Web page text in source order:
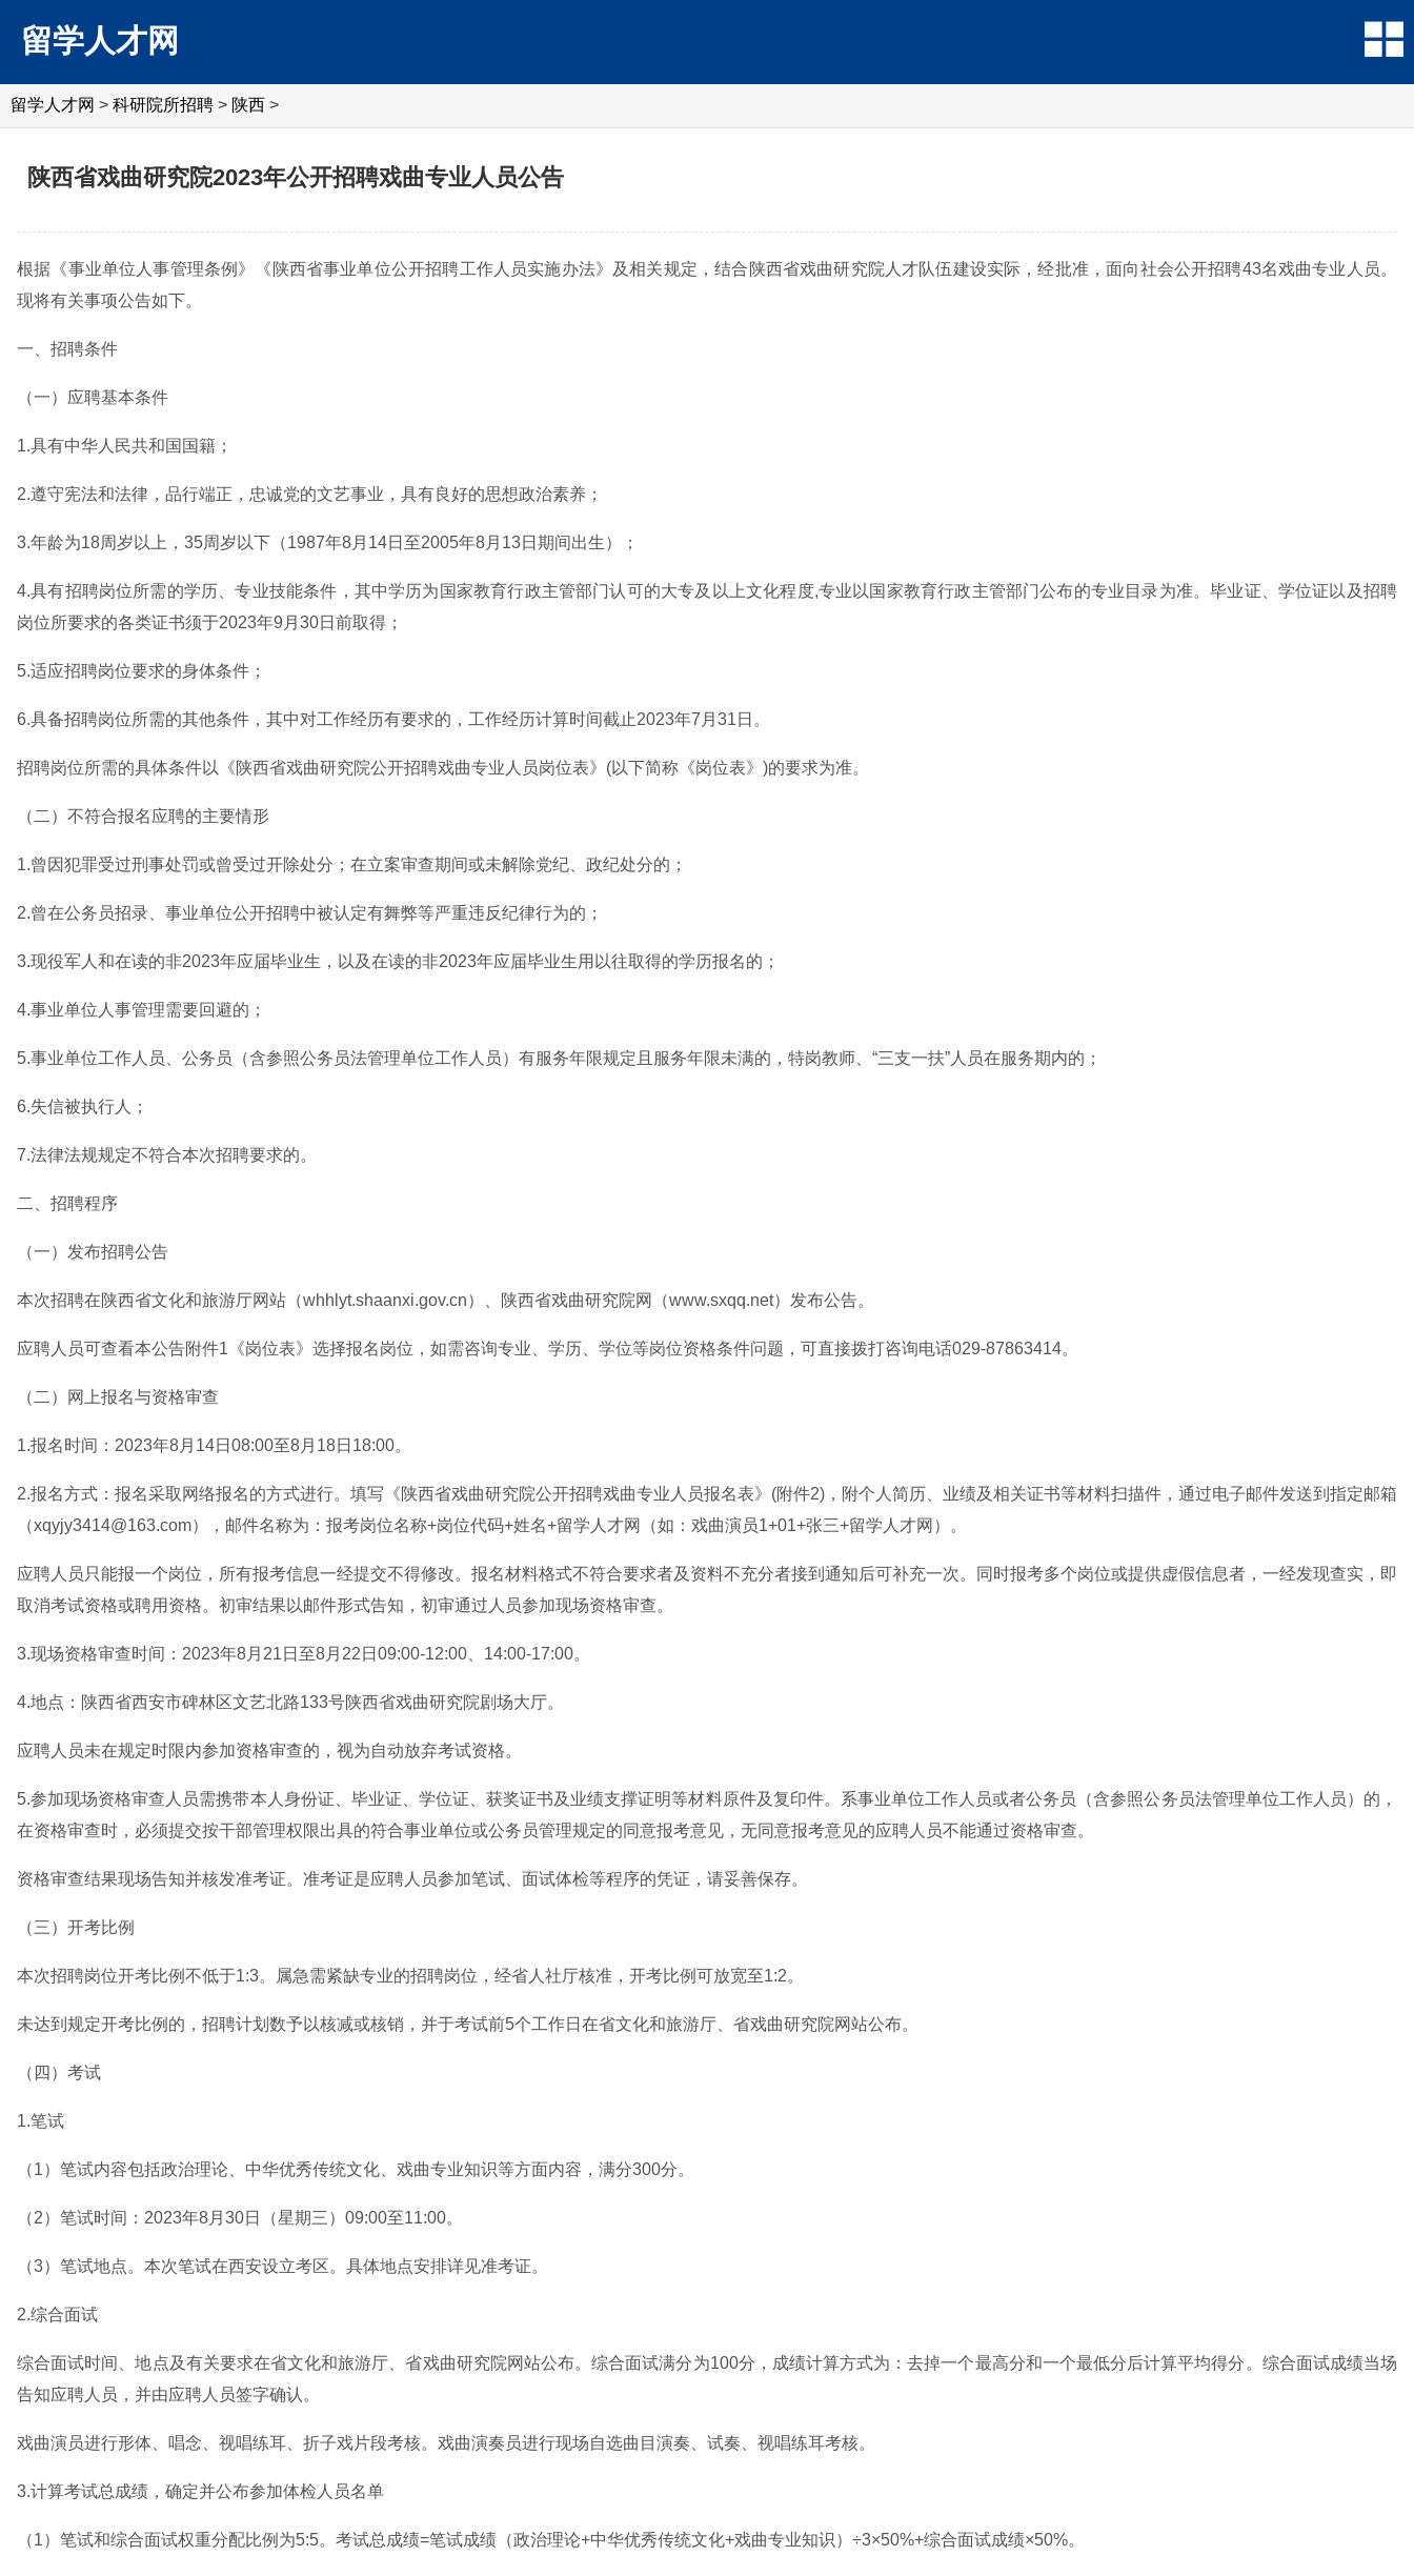
留学人才网
留学人才网 > 科研院所招聘 > 陕西 >
陕西省戏曲研究院2023年公开招聘戏曲专业人员公告
根据《事业单位人事管理条例》《陕西省事业单位公开招聘工作人员实施办法》及相关规定，结合陕西省戏曲研究院人才队伍建设实际，经批准，面向社会公开招聘43名戏曲专业人员。
现将有关事项公告如下。
一、招聘条件
（一）应聘基本条件
1.具有中华人民共和国国籍；
2.遵守宪法和法律，品行端正，忠诚党的文艺事业，具有良好的思想政治素养；
3.年龄为18周岁以上，35周岁以下（1987年8月14日至2005年8月13日期间出生）；
4.具有招聘岗位所需的学历、专业技能条件，其中学历为国家教育行政主管部门认可的大专及以上文化程度,专业以国家教育行政主管部门公布的专业目录为准。毕业证、学位证以及招聘
岗位所要求的各类证书须于2023年9月30日前取得；
5.适应招聘岗位要求的身体条件；
6.具备招聘岗位所需的其他条件，其中对工作经历有要求的，工作经历计算时间截止2023年7月31日。
招聘岗位所需的具体条件以《陕西省戏曲研究院公开招聘戏曲专业人员岗位表》(以下简称《岗位表》)的要求为准。
（二）不符合报名应聘的主要情形
1.曾因犯罪受过刑事处罚或曾受过开除处分；在立案审查期间或未解除党纪、政纪处分的；
2.曾在公务员招录、事业单位公开招聘中被认定有舞弊等严重违反纪律行为的；
3.现役军人和在读的非2023年应届毕业生，以及在读的非2023年应届毕业生用以往取得的学历报名的；
4.事业单位人事管理需要回避的；
5.事业单位工作人员、公务员（含参照公务员法管理单位工作人员）有服务年限规定且服务年限未满的，特岗教师、“三支一扶”人员在服务期内的；
6.失信被执行人；
7.法律法规规定不符合本次招聘要求的。
二、招聘程序
（一）发布招聘公告
本次招聘在陕西省文化和旅游厅网站（whhlyt.shaanxi.gov.cn）、陕西省戏曲研究院网（www.sxqq.net）发布公告。
应聘人员可查看本公告附件1《岗位表》选择报名岗位，如需咨询专业、学历、学位等岗位资格条件问题，可直接拨打咨询电话029-87863414。
（二）网上报名与资格审查
1.报名时间：2023年8月14日08:00至8月18日18:00。
2.报名方式：报名采取网络报名的方式进行。填写《陕西省戏曲研究院公开招聘戏曲专业人员报名表》(附件2)，附个人简历、业绩及相关证书等材料扫描件，通过电子邮件发送到指定邮箱
（xqyjy3414@163.com），邮件名称为：报考岗位名称+岗位代码+姓名+留学人才网（如：戏曲演员1+01+张三+留学人才网）。
应聘人员只能报一个岗位，所有报考信息一经提交不得修改。报名材料格式不符合要求者及资料不充分者接到通知后可补充一次。同时报考多个岗位或提供虚假信息者，一经发现查实，即
取消考试资格或聘用资格。初审结果以邮件形式告知，初审通过人员参加现场资格审查。
3.现场资格审查时间：2023年8月21日至8月22日09:00-12:00、14:00-17:00。
4.地点：陕西省西安市碑林区文艺北路133号陕西省戏曲研究院剧场大厅。
应聘人员未在规定时限内参加资格审查的，视为自动放弃考试资格。
5.参加现场资格审查人员需携带本人身份证、毕业证、学位证、获奖证书及业绩支撑证明等材料原件及复印件。系事业单位工作人员或者公务员（含参照公务员法管理单位工作人员）的，
在资格审查时，必须提交按干部管理权限出具的符合事业单位或公务员管理规定的同意报考意见，无同意报考意见的应聘人员不能通过资格审查。
资格审查结果现场告知并核发准考证。准考证是应聘人员参加笔试、面试体检等程序的凭证，请妥善保存。
（三）开考比例
本次招聘岗位开考比例不低于1:3。属急需紧缺专业的招聘岗位，经省人社厅核准，开考比例可放宽至1:2。
未达到规定开考比例的，招聘计划数予以核减或核销，并于考试前5个工作日在省文化和旅游厅、省戏曲研究院网站公布。
（四）考试
1.笔试
（1）笔试内容包括政治理论、中华优秀传统文化、戏曲专业知识等方面内容，满分300分。
（2）笔试时间：2023年8月30日（星期三）09:00至11:00。
（3）笔试地点。本次笔试在西安设立考区。具体地点安排详见准考证。
2.综合面试
综合面试时间、地点及有关要求在省文化和旅游厅、省戏曲研究院网站公布。综合面试满分为100分，成绩计算方式为：去掉一个最高分和一个最低分后计算平均得分。综合面试成绩当场
告知应聘人员，并由应聘人员签字确认。
戏曲演员进行形体、唱念、视唱练耳、折子戏片段考核。戏曲演奏员进行现场自选曲目演奏、试奏、视唱练耳考核。
3.计算考试总成绩，确定并公布参加体检人员名单
（1）笔试和综合面试权重分配比例为5:5。考试总成绩=笔试成绩（政治理论+中华优秀传统文化+戏曲专业知识）÷3×50%+综合面试成绩×50%。